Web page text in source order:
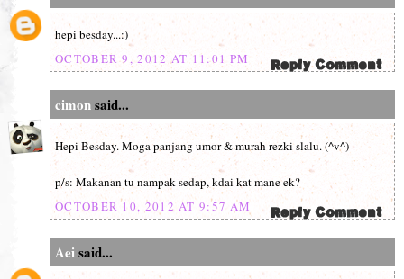
hepi besday...:)
OCTOBER 9, 2012 AT 11:01 PM
cimonsaid...
Hepi Besday. Moga panjang umor & murah rezki slalu. (^v^)
p/s: Makanan tu nampak sedap, kdai kat mane ek?
OCTOBER 10, 2012 AT 9:57 AM
Aeisaid...